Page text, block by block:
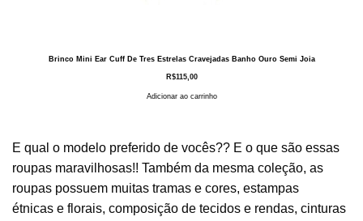
Brinco Mini Ear Cuff De Tres Estrelas Cravejadas Banho Ouro Semi Joia
R$115,00
Adicionar ao carrinho
E qual o modelo preferido de vocês?? E o que são essas
roupas maravilhosas!! Também da mesma coleção, as
roupas possuem muitas tramas e cores, estampas
étnicas e florais, composição de tecidos e rendas, cinturas